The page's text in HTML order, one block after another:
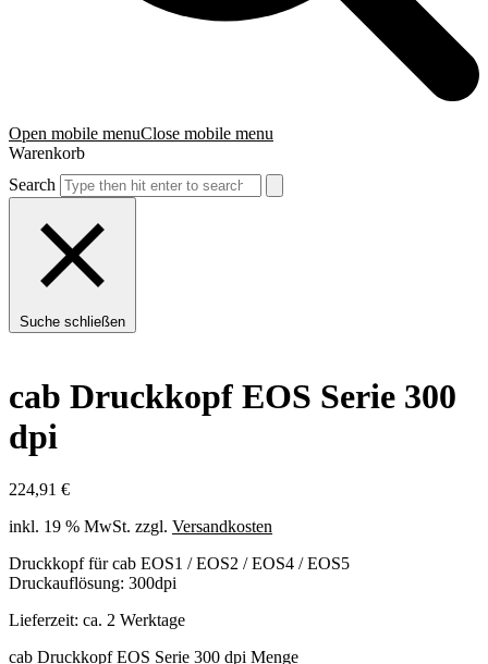
Open mobile menuClose mobile menu
Warenkorb
Search
Suche schließen
cab Druckkopf EOS Serie 300
dpi
224,91 €
inkl. 19 % MwSt. zzgl. Versandkosten
Druckkopf für cab EOS1 / EOS2 / EOS4 / EOS5
Druckauflösung: 300dpi
Lieferzeit: ca. 2 Werktage
cab Druckkopf EOS Serie 300 dpi Menge